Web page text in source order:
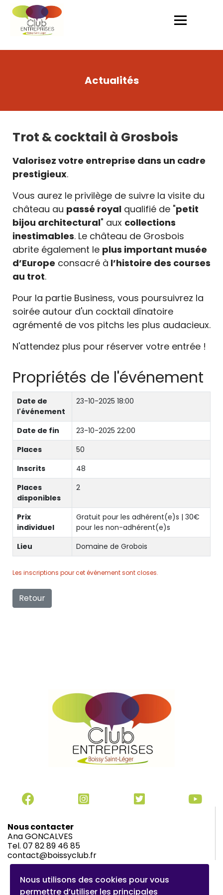
Actualités
Trot & cocktail à Grosbois
Valorisez votre entreprise dans un cadre
prestigieux.
Vous aurez le privilège de suivre la visite du
château au passé royal qualifié de "petit
bijou architectural" aux collections
inestimables. Le château de Grosbois
abrite également le plus important musée
d’Europe consacré à l’histoire des courses
au trot.
Pour la partie Business, vous poursuivrez la
soirée autour d'un cocktail dînatoire
agrémenté de vos pitchs les plus audacieux.
N'attendez plus pour réserver votre entrée !
Propriétés de l'événement
Date de
l'événement
23-10-2025 18:00
Date de fin
23-10-2025 22:00
Places
50
Inscrits
48
Places
disponibles
2
Prix
individuel
Gratuit pour les adhérent(e)s | 30€
pour les non-adhérent(e)s
Lieu
Domaine de Grobois
Les inscriptions pour cet événement sont closes.
Retour
Nous contacter
Ana GONCALVES
Tel. 07 82 89 46 85
contact@boissyclub.fr
© 2026 Club d'entreprises de Boissy-Saint-Léger |
Mentions légales|Charte du Club
Nous utilisons des cookies pour vous
permettre d’utiliser les principales